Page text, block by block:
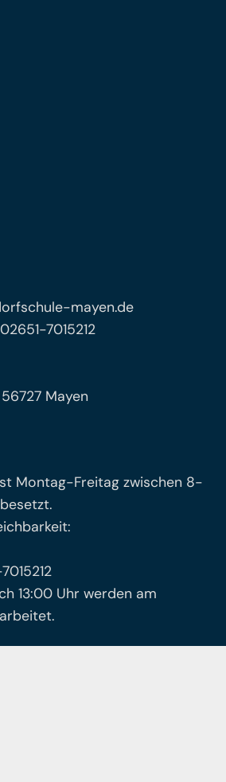
mayen.de
7015212
Mayen
Montag-Freitag zwischen 8-
13:00 Uhr werden am